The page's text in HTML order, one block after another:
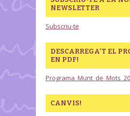
NEWSLETTER
Subscriu-te
DESCARREGA’T EL
EN PDF!
CANVIS!